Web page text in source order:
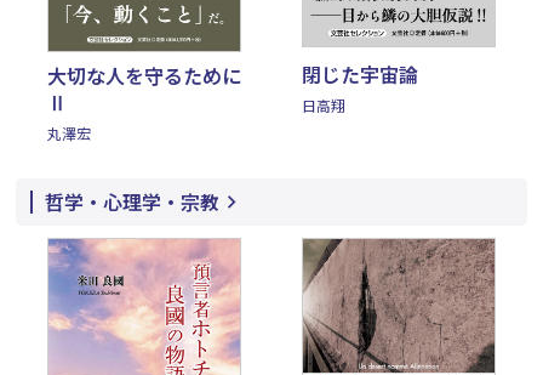
大切な人を守るために
Ⅱ
丸澤宏
閉じた宇宙論
日高翔
哲学・心理学・宗教